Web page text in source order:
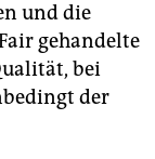
und die
gehandelte
bei
der